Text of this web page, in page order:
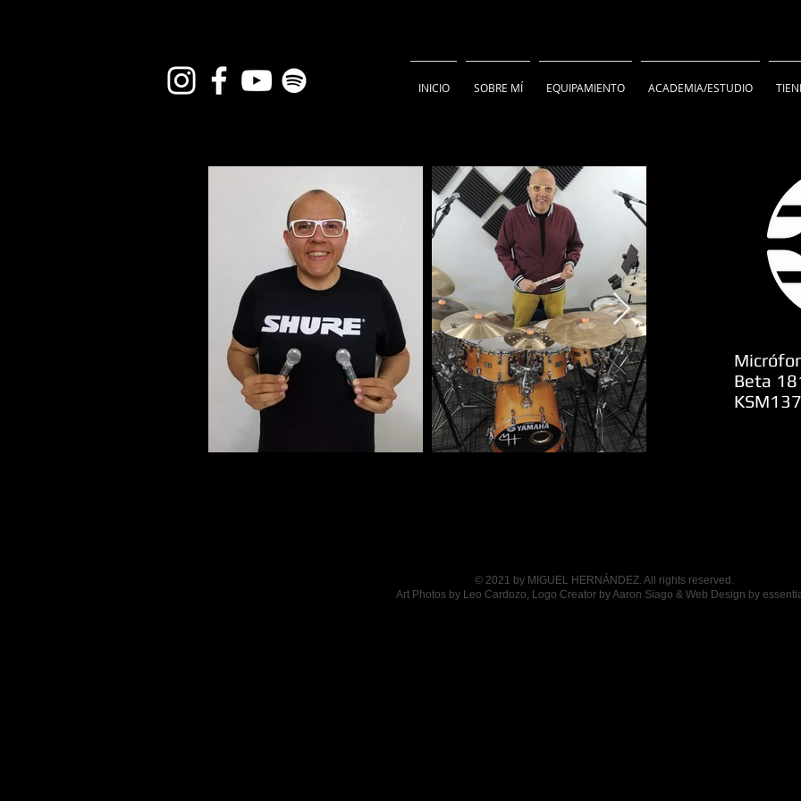
INICIO SOBRE MÍ EQUIPAMIENTO ACADEMIA/ESTUDIO
Beta
© 2021 by MIGUEL HERNÁNDEZ. All rights reserved.
Art Photos by Leo Cardozo, Logo Creator by Aaron Siago & Web Design by